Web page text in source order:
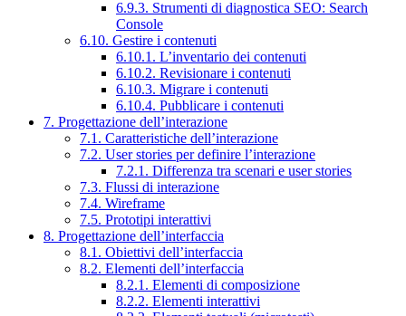
6.9.3. Strumenti di diagnostica SEO: Search
Console
6.10. Gestire i contenuti
6.10.1. L’inventario dei contenuti
6.10.2. Revisionare i contenuti
6.10.3. Migrare i contenuti
6.10.4. Pubblicare i contenuti
7. Progettazione dell’interazione
7.1. Caratteristiche dell’interazione
7.2. User stories per definire l’interazione
7.2.1. Differenza tra scenari e user stories
7.3. Flussi di interazione
7.4. Wireframe
7.5. Prototipi interattivi
8. Progettazione dell’interfaccia
8.1. Obiettivi dell’interfaccia
8.2. Elementi dell’interfaccia
8.2.1. Elementi di composizione
8.2.2. Elementi interattivi